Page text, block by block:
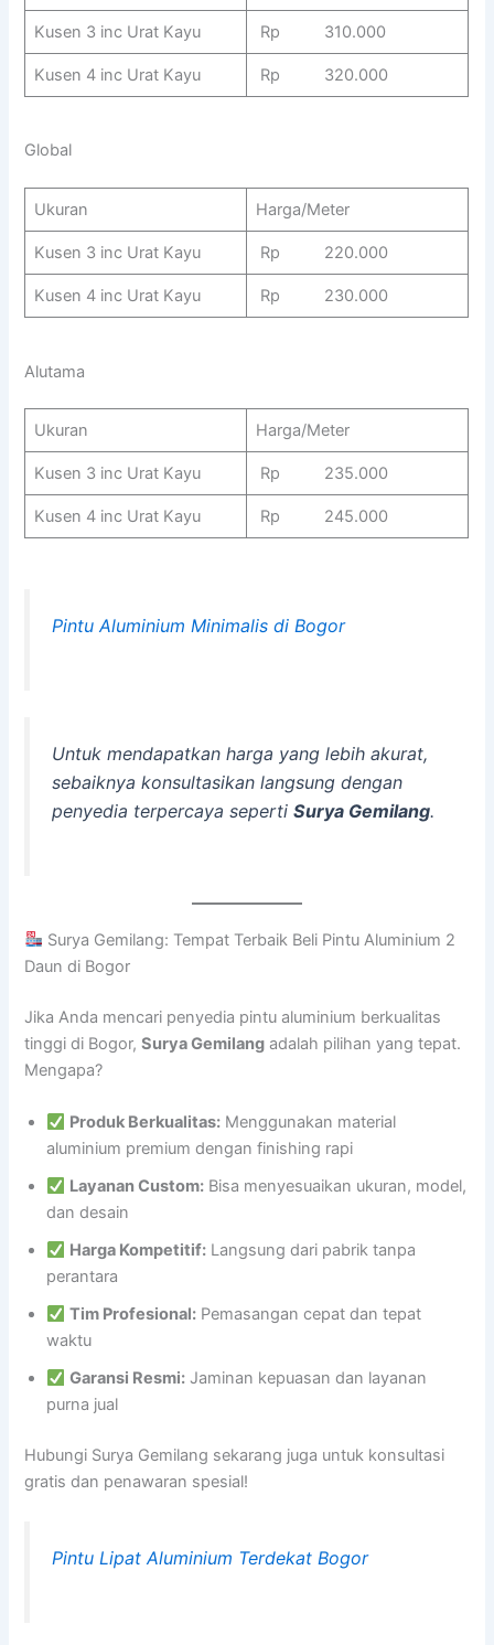
Kusen 3 inc Urat Kayu Rp 310.000
Kusen 4 inc Urat Kayu Rp 320.000
Global
Ukuran Harga/Meter
Kusen 3 inc Urat Kayu Rp 220.000
Kusen 4 inc Urat Kayu Rp 230.000
Alutama
Ukuran Harga/Meter
Kusen 3 inc Urat Kayu Rp 235.000
Kusen 4 inc Urat Kayu Rp 245.000
Pintu Aluminium Minimalis di Bogor
Untuk mendapatkan harga yang lebih akurat,
sebaiknya konsultasikan langsung dengan
penyedia terpercaya sepertiSurya Gemilang.
Surya Gemilang: Tempat Terbaik Beli Pintu Aluminium 2
Daun di Bogor
Jika Anda mencari penyedia pintu aluminium berkualitas
tinggi di Bogor,Surya Gemilang adalah pilihan yang tepat.
Mengapa?
Produk Berkualitas: Menggunakan material
aluminium premium dengan finishing rapi
Layanan Custom: Bisa menyesuaikan ukuran, model,
dan desain
Harga Kompetitif: Langsung dari pabrik tanpa
perantara
Tim Profesional: Pemasangan cepat dan tepat
waktu
Garansi Resmi: Jaminan kepuasan dan layanan
purna jual
Hubungi Surya Gemilang sekarang juga untuk konsultasi
gratis dan penawaran spesial!
Pintu Lipat Aluminium Terdekat Bogor